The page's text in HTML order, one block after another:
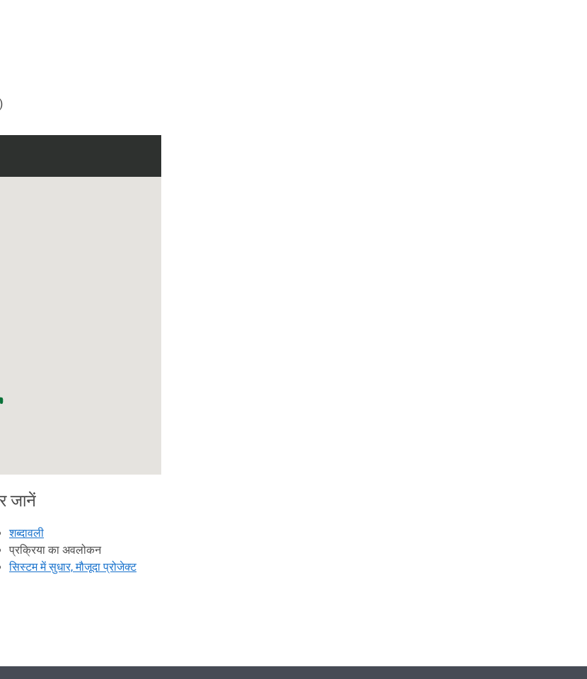
जानें
शब्दावली
प्रक्रिया का अवलोकन
सिस्टम में सुधार, मौजूदा प्रोजेक्ट